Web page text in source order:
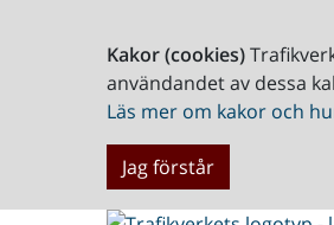
Kakor (cookies)
användandet av dessa
Läs mer om kakor och
Jag förstår